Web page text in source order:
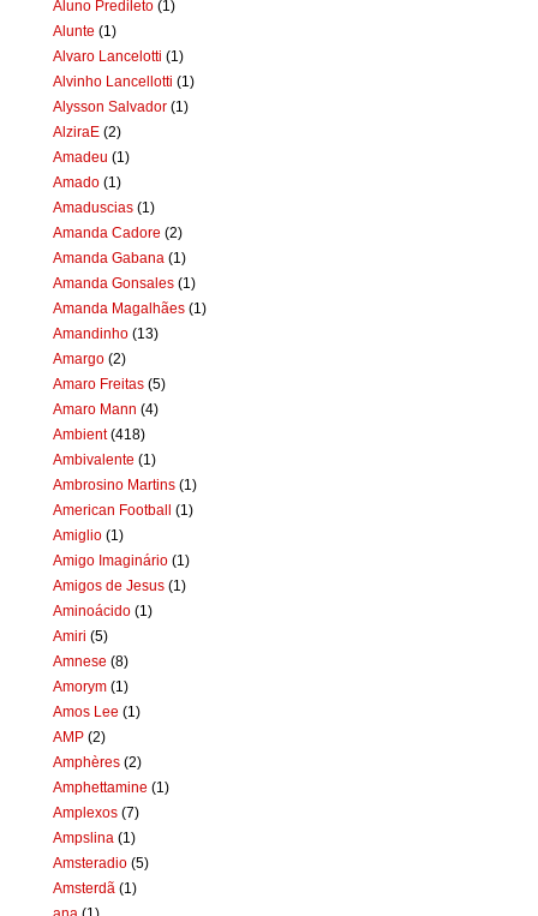
Aluno Predileto (1)
Alunte (1)
Alvaro Lancelotti (1)
Alvinho Lancellotti (1)
Alysson Salvador (1)
AlziraE (2)
Amadeu (1)
Amado (1)
Amaduscias (1)
Amanda Cadore (2)
Amanda Gabana (1)
Amanda Gonsales (1)
Amanda Magalhães (1)
Amandinho (13)
Amargo (2)
Amaro Freitas (5)
Amaro Mann (4)
Ambient (418)
Ambivalente (1)
Ambrosino Martins (1)
American Football (1)
Amiglio (1)
Amigo Imaginário (1)
Amigos de Jesus (1)
Aminoácido (1)
Amiri (5)
Amnese (8)
Amorym (1)
Amos Lee (1)
AMP (2)
Amphères (2)
Amphettamine (1)
Amplexos (7)
Ampslina (1)
Amsteradio (5)
Amsterdã (1)